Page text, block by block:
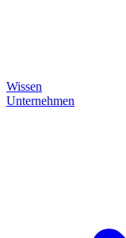
Wissen
Unternehmen